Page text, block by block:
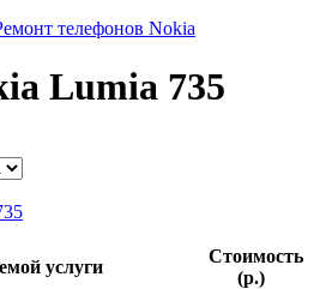
телефонов Nokia
Lumia 735
услуги
Стоимость
(р.)